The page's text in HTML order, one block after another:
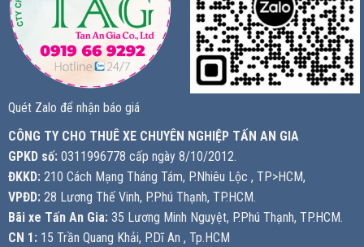
Quét Zalo để nhận báo giá
CÔNG TY CHO THUÊ XE CHUYÊN NGHIỆP TẤN AN GIA
GPKD số: 0311996778 cấp ngày 8/10/2012.
ĐKKD: 210 Cách Mạng Tháng Tám, P.Nhiêu Lộc , TP>HCM,
VPĐD: 28 Lương Thế Vinh, P.Phú Thạnh, TP.HCM.
Bãi xe Tấn An Gia: 35 Lương Minh Nguyệt, P.Phú Thạnh, TP.HCM.
CN 1: 15 Trần Quang Khải, P.Dĩ An , Tp.HCM